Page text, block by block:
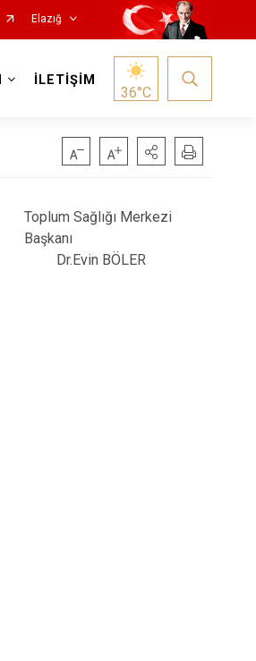
Elazığ
İLETİŞİM
36°C
Toplum Sağlığı Merkezi
Başkanı
Dr.Evin BÖLER